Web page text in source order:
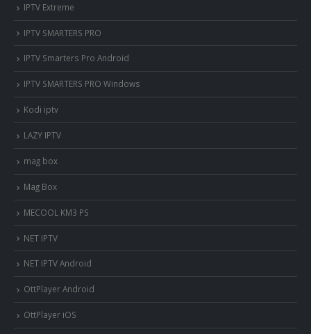
IPTV Extreme
IPTV SMARTERS PRO
IPTV Smarters Pro Android
IPTV SMARTERS PRO Windows
Kodi iptv
LAZY IPTV
mag box
Mag Box
MECOOL KM3 PS
NET IPTV
NET IPTV Android
OttPlayer Android
OttPlayer iOS